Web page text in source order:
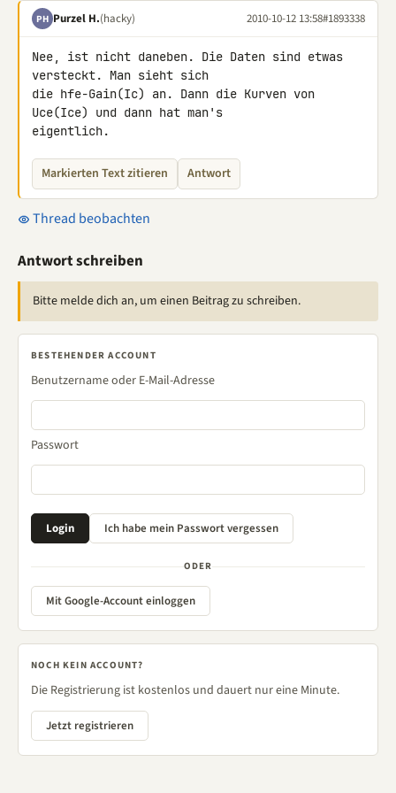
PH Purzel H.(hacky) 2010-10-12 13:58#1893338
Nee, ist nicht daneben. Die Daten sind etwas
versteckt. Man sieht sich
die hfe-Gain(Ic) an. Dann die Kurven von
Uce(Ice) und dann hat man's
eigentlich.
Markierten Text zitieren Antwort
Thread beobachten
Antwort schreiben
Bitte melde dich an, um einen Beitrag zu schreiben.
BESTEHENDER ACCOUNT
Benutzername oder E-Mail-Adresse
Passwort
ODER
Mit Google-Account einloggen
NOCH KEIN ACCOUNT?
Die Registrierung ist kostenlos und dauert nur eine Minute.
Jetzt registrieren